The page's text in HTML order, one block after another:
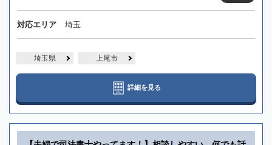
対応エリア 埼玉
埼玉県 上尾市
詳細を見る